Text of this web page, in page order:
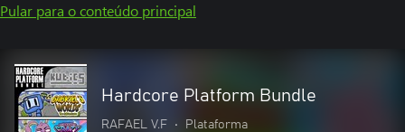
Pular para o conteúdo principal
Hardcore Platform Bundle
RAFAEL V.F • Plataforma